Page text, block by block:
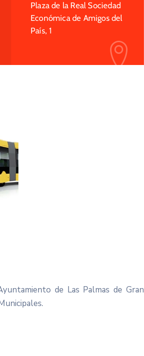
Plaza de la Real Sociedad
Económica de Amigos del
País, 1
de Las Palmas de Gran